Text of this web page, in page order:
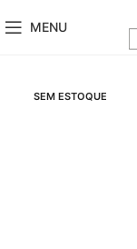
MENU
SEM ESTOQUE